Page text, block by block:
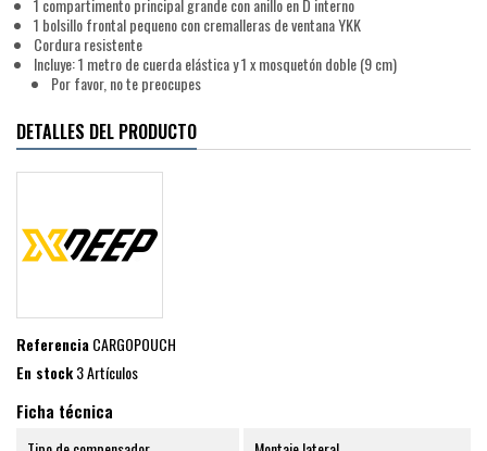
1 compartimento principal grande con anillo en D interno
1 bolsillo frontal pequeno con cremalleras de ventana YKK
Cordura resistente
Incluye: 1 metro de cuerda elástica y 1 x mosquetón doble (9 cm)
Por favor, no te preocupes
DETALLES DEL PRODUCTO
ReferenciaCARGOPOUCH
En stock3 Artículos
Ficha técnica